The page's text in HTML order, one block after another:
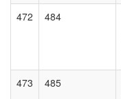
472 484
473 485